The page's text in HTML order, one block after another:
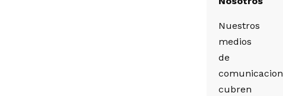
Nuestros
medios
de
comunicacion
cubren